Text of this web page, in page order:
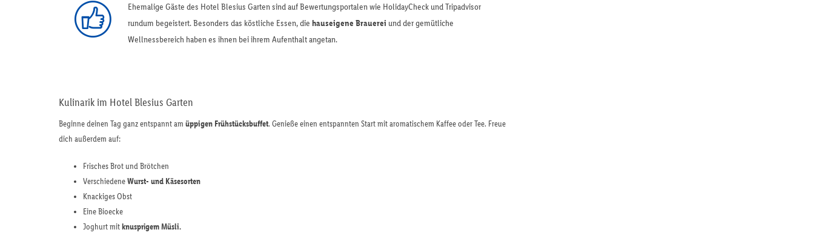
Ehemalige Gäste des Hotel Blesius Garten sind auf Bewertungsportalen wie HolidayCheck und Tripadvisor
rundum begeistert. Besonders das köstliche Essen, die hauseigene Brauerei und der gemütliche
Wellnessbereich haben es ihnen bei ihrem Aufenthalt angetan.
Kulinarik im Hotel Blesius Garten
Beginne deinen Tag ganz entspannt am üppigen Frühstücksbuffet. Genieße einen entspannten Start mit aromatischem Kaffee oder Tee. Freue
dich außerdem auf:
Frisches Brot und Brötchen
VerschiedeneWurst- und Käsesorten
Knackiges Obst
Eine Bioecke
Joghurt mitknusprigem Müsli.